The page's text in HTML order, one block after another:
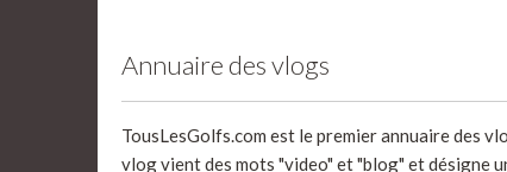
Annuaire des vlogs
TousLesGolfs.com est le premier annuaire des
vlog vient des mots "video" et "blog" et désigne